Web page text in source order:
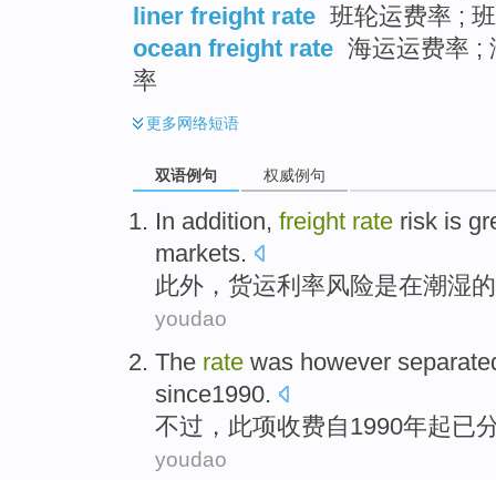
liner freight rate 班轮运费率 ;
ocean freight rate 海运运费率 ;
率
更多网络短语
双语例句 权威例句
In addition, freight rate risk is
markets.
此外 ， 货运利率风险是在潮湿的
youdao
The rate was however
since1990.
不过 ，此项收费自1990年起已
youdao